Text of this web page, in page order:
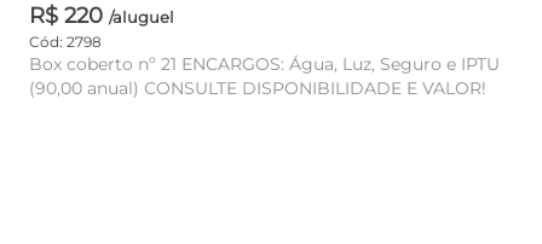
R$ 220 /aluguel
Cód: 2798
Box coberto nº 21 ENCARGOS: Água, Luz, Seguro e IPTU
(90,00 anual) CONSULTE DISPONIBILIDADE E VALOR!